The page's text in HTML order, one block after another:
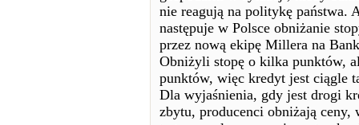
nie reagują na politykę państwa.
następuje w Polsce obniżanie
przez nową ekipę Millera na
Obniżyli stopę o kilka punktów,
punktów, więc kredyt jest ciągle
Dla wyjaśnienia, gdy jest drogi
zbytu, producenci obniżają ceny,